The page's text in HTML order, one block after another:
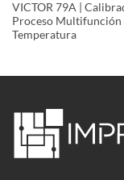
VICTOR 79A |
Proceso Multifunción
Temperatura